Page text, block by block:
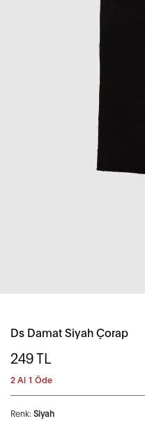
Ds Damat Siyah Çorap
249TL
2 Al 1 Öde
Renk: Siyah